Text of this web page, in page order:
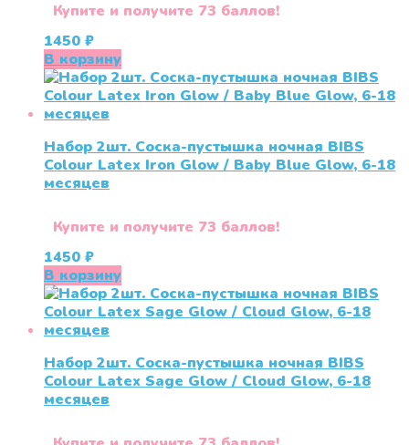
Купите и получите 73 баллов!
1450 ₽
В корзину
Набор 2шт. Соска-пустышка ночная BIBS
Colour Latex Iron Glow / Baby Blue Glow, 6-18
месяцев
Купите и получите 73 баллов!
1450 ₽
В корзину
Набор 2шт. Соска-пустышка ночная BIBS
Colour Latex Sage Glow / Cloud Glow, 6-18
месяцев